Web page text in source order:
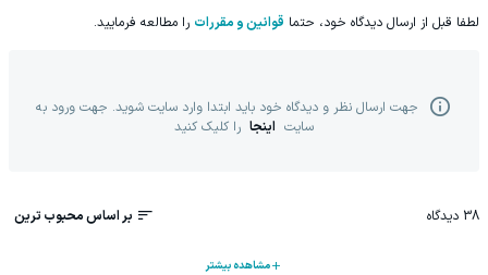
لطفا قبل از ارسال دیدگاه خود، حتما قوانین و مقررات را مطالعه فرمایید.
جهت ارسال نظر و دیدگاه خود باید ابتدا وارد سایت شوید. جهت ورود به
سایت اینجا را کلیک کنید
38 دیدگاه بر اساس محبوب ترین
مشاهده بیشتر